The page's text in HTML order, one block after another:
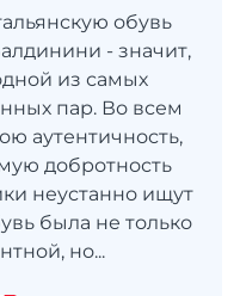
обувь
- значит,
из самых
пар. Во всем
аутентичность,
добротность
неустанно ищут
была не только
но...